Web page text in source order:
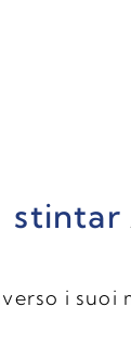
stintar
i suoi